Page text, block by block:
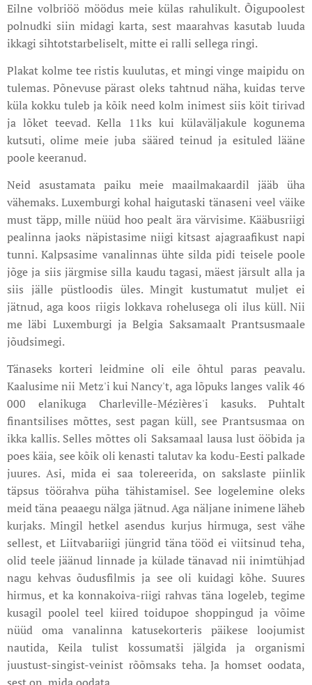
Eilne volbriöö möödus meie külas rahulikult. Õigupoolest
polnudki siin midagi karta, sest maarahvas kasutab luuda
ikkagi sihtotstarbeliselt, mitte ei ralli sellega ringi.
Plakat kolme tee ristis kuulutas, et mingi vinge maipidu on
tulemas. Põnevuse pärast oleks tahtnud näha, kuidas terve
küla kokku tuleb ja kõik need kolm inimest siis köit tirivad
ja lõket teevad. Kella 11ks kui külaväljakule kogunema
kutsuti, olime meie juba sääred teinud ja esituled lääne
poole keeranud.
Neid asustamata paiku meie maailmakaardil jääb üha
vähemaks. Luxemburgi kohal haigutaski tänaseni veel väike
must täpp, mille nüüd hoo pealt ära värvisime. Kääbusriigi
pealinna jaoks näpistasime niigi kitsast ajagraafikust napi
tunni. Kalpsasime vanalinnas ühte silda pidi teisele poole
jõge ja siis järgmise silla kaudu tagasi, mäest järsult alla ja
siis jälle püstloodis üles. Mingit kustumatut muljet ei
jätnud, aga koos riigis lokkava rohelusega oli ilus küll. Nii
me läbi Luxemburgi ja Belgia Saksamaalt Prantsusmaale
jõudsimegi.
Tänaseks korteri leidmine oli eile õhtul paras peavalu.
Kaalusime nii Metz'i kui Nancy't, aga lõpuks langes valik 46
000 elanikuga Charleville-Mézières'i kasuks. Puhtalt
finantsilises mõttes, sest pagan küll, see Prantsusmaa on
ikka kallis. Selles mõttes oli Saksamaal lausa lust ööbida ja
poes käia, see kõik oli kenasti talutav ka kodu-Eesti palkade
juures. Asi, mida ei saa tolereerida, on sakslaste piinlik
täpsus töörahva püha tähistamisel. See logelemine oleks
meid täna peaaegu nälga jätnud. Aga näljane inimene läheb
kurjaks. Mingil hetkel asendus kurjus hirmuga, sest vähe
sellest, et Liitvabariigi jüngrid täna tööd ei viitsinud teha,
olid teele jäänud linnade ja külade tänavad nii inimtühjad
nagu kehvas õudusfilmis ja see oli kuidagi kõhe. Suures
hirmus, et ka konnakoiva-riigi rahvas täna logeleb, tegime
kusagil poolel teel kiired toidupoe shoppingud ja võime
nüüd oma vanalinna katusekorteris päikese loojumist
nautida, Keila tulist kossumatši jälgida ja organismi
juustust-singist-veinist rõõmsaks teha. Ja homset oodata,